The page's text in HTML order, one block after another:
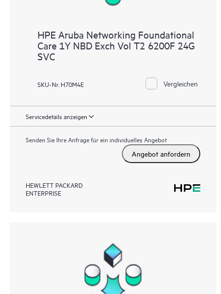
HPE Aruba Networking Foundational
Care 1Y NBD Exch Vol T2 6200F 24G
SVC
SKU-Nr. H70M4E Vergleichen
Servicedetails anzeigen
Senden Sie Ihre Anfrage für ein individuelles Angebot
Angebot anfordern
HEWLETT PACKARD
ENTERPRISE